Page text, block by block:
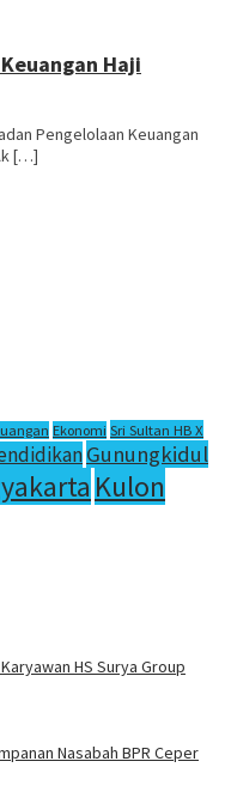
Haji
Pengelolaan Keuangan
[…]
Ekonomi Sri Sultan HB X
Gunungkidul
Kulon
HS Surya Group
Nasabah BPR Ceper